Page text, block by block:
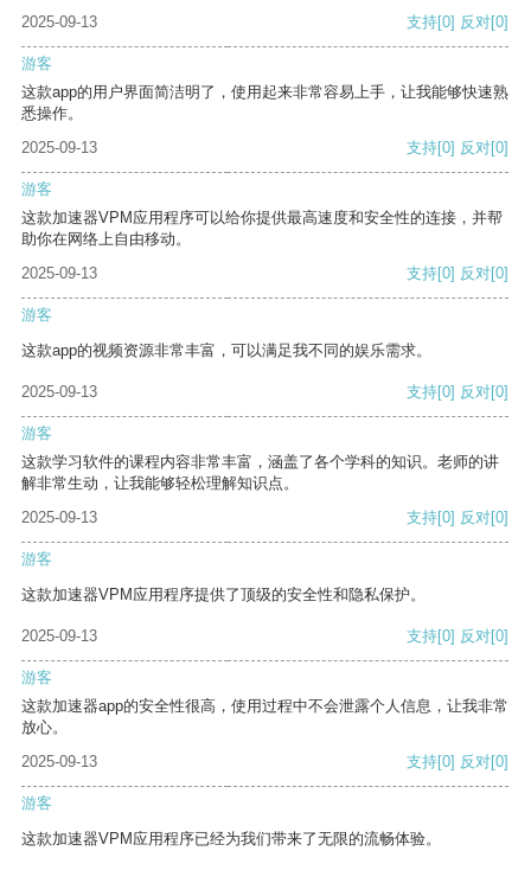
2025-09-13
支持[0] 反对[0]
游客
这款app的用户界面简洁明了，使用起来非常容易上手，让我能够快速熟
悉操作。
2025-09-13
支持[0] 反对[0]
游客
这款加速器VPM应用程序可以给你提供最高速度和安全性的连接，并帮
助你在网络上自由移动。
2025-09-13
支持[0] 反对[0]
游客
这款app的视频资源非常丰富，可以满足我不同的娱乐需求。
2025-09-13 支持[0] 反对[0]
游客
这款学习软件的课程内容非常丰富，涵盖了各个学科的知识。老师的讲
解非常生动，让我能够轻松理解知识点。
2025-09-13
支持[0] 反对[0]
游客
这款加速器VPM应用程序提供了顶级的安全性和隐私保护。
2025-09-13 支持[0] 反对[0]
游客
这款加速器app的安全性很高，使用过程中不会泄露个人信息，让我非常
放心。
2025-09-13
支持[0] 反对[0]
游客
这款加速器VPM应用程序已经为我们带来了无限的流畅体验。